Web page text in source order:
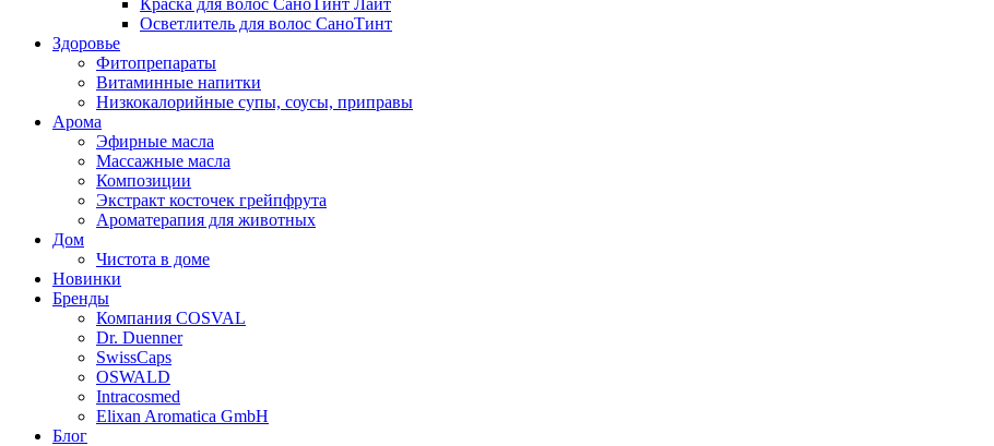
Осветлитель для волос СаноТинт
Здоровье
Фитопрепараты
Витаминные напитки
Низкокалорийные супы, соусы, приправы
Арома
Эфирные масла
Массажные масла
Композиции
Экстракт косточек грейпфрута
Ароматерапия для животных
Дом
Чистота в доме
Новинки
Бренды
Компания COSVAL
Dr. Duenner
SwissCaps
OSWALD
Intracosmed
Elixan Aromatica GmbH
Блог